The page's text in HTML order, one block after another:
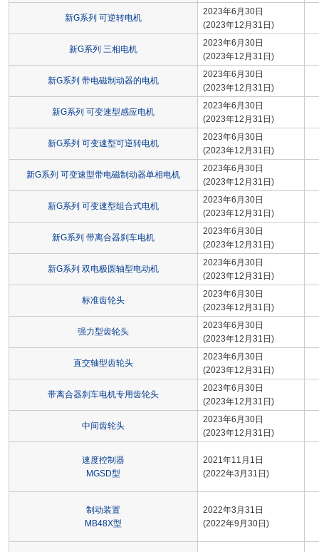
新G系列 可逆转电机
2023年6月30日
(2023年12月31日)
新G系列 三相电机
2023年6月30日
(2023年12月31日)
新G系列 带电磁制动器的电机
2023年6月30日
(2023年12月31日)
新G系列 可变速型感应电机
2023年6月30日
(2023年12月31日)
新G系列 可变速型可逆转电机
2023年6月30日
(2023年12月31日)
新G系列 可变速型带电磁制动器单相电机
2023年6月30日
(2023年12月31日)
新G系列 可变速型组合式电机
2023年6月30日
(2023年12月31日)
新G系列 带离合器刹车电机
2023年6月30日
(2023年12月31日)
新G系列 双电极圆轴型电动机
2023年6月30日
(2023年12月31日)
标准齿轮头
2023年6月30日
(2023年12月31日)
强力型齿轮头
2023年6月30日
(2023年12月31日)
直交轴型齿轮头
2023年6月30日
(2023年12月31日)
带离合器刹车电机专用齿轮头
2023年6月30日
(2023年12月31日)
中间齿轮头
2023年6月30日
(2023年12月31日)
速度控制器
MGSD型
2021年11月1日
(2022年3月31日)
制动装置
MB48X型
2022年3月31日
(2022年9月30日)